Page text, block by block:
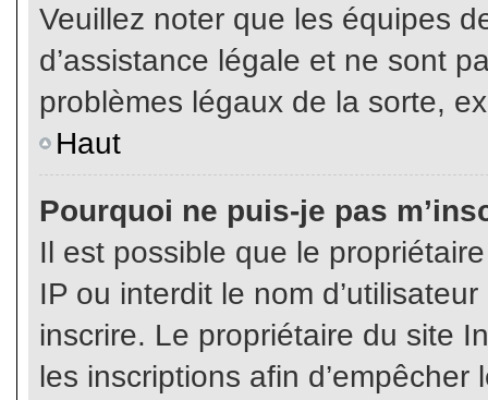
Veuillez noter que les équipes
d’assistance légale et ne sont
problèmes légaux de la sorte,
Haut
Pourquoi ne puis-je pas
Il est possible que le
IP ou interdit le nom
inscrire. Le propriétaire du site
les inscriptions afin d’empêcher